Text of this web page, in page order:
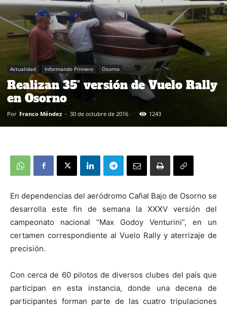
Actualidad Informando Primero Osorno
Realizan 35° versión de Vuelo Rally
en Osorno
Por Franco Méndez - 30 de octubre de 2016 1243
En dependencias del aeródromo Cañal Bajo de Osorno se
desarrolla este fin de semana la XXXV versión del
campeonato nacional “Max Godoy Venturini”, en un
certamen correspondiente al Vuelo Rally y aterrizaje de
precisión.
Con cerca de 60 pilotos de diversos clubes del país que
participan en esta instancia, donde una decena de
participantes forman parte de las cuatro tripulaciones